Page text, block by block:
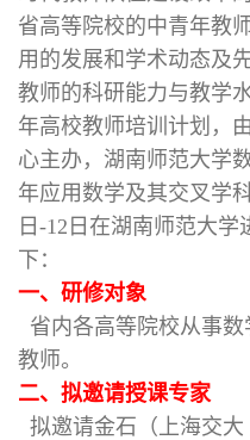
省高等院校的中青年教
用的发展和学术动态及
教师的科研能力与教学
年高校教师培训计划，
心主办，湖南师范大学
年应用数学及其交叉学
日-12日在湖南师范大
下：
一、研修对象
省内各高等院校从事
教师。
二、拟邀请授课专家
拟邀请金石（上海交